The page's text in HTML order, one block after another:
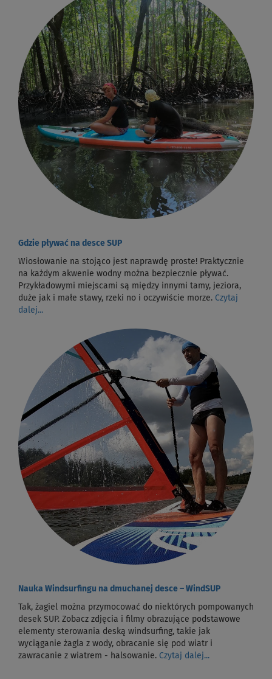
Gdzie pływać na desce SUP
Wiosłowanie na stojąco jest naprawdę proste! Praktycznie
na każdym akwenie wodny można bezpiecznie pływać.
Przykładowymi miejscami są między innymi tamy, jeziora,
duże jak i małe stawy, rzeki no i oczywiście morze. Czytaj
dalej...
Nauka Windsurfingu na dmuchanej desce – WindSUP
Tak, żagiel można przymocować do niektórych pompowanych
desek SUP. Zobacz zdjęcia i filmy obrazujące podstawowe
elementy sterowania deską windsurfing, takie jak
wyciąganie żagla z wody, obracanie się pod wiatr i
zawracanie z wiatrem - halsowanie. Czytaj dalej...